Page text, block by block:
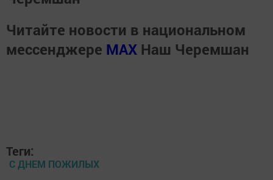
Читайте новости в национальном
мессенджере MАХ Наш Черемшан
Теги:
С ДНЕМ ПОЖИЛЫХ